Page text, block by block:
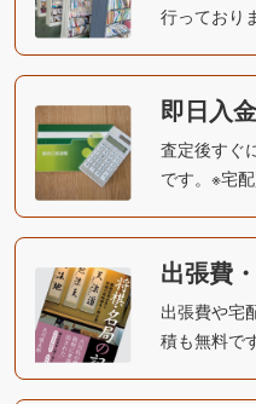
行っており
即日入
査定後すぐ
です。※宅
出張費
出張費や宅
積も無料です